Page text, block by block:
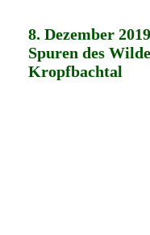
8. Dezember
Spuren des
Kropfbachtal